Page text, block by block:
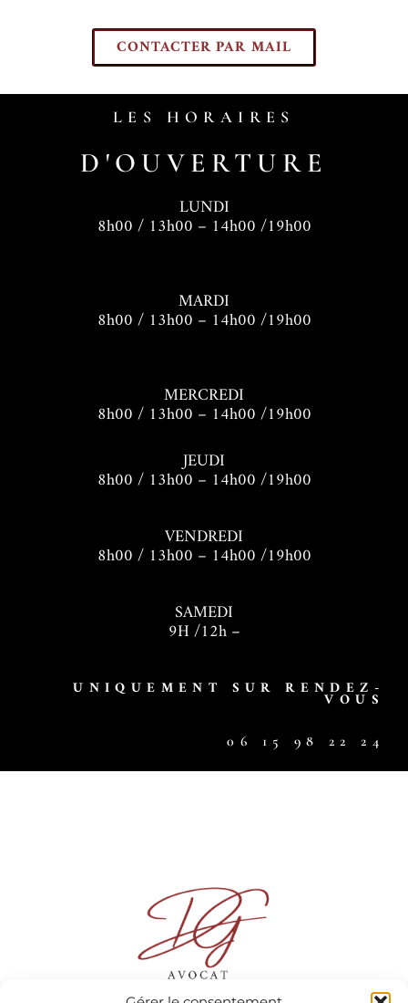
CONTACTER PAR MAIL
LES HORAIRES
D'OUVERTURE
LUNDI
8h00 / 13h00 – 14h00 /19h00
MARDI
8h00 / 13h00 – 14h00 /19h00
MERCREDI
8h00 / 13h00 – 14h00 /19h00
JEUDI
8h00 / 13h00 – 14h00 /19h00
VENDREDI
8h00 / 13h00 – 14h00 /19h00
SAMEDI
9H /12h –
UNIQUEMENT SUR RENDEZ-
VOUS
06 15 98 22 24